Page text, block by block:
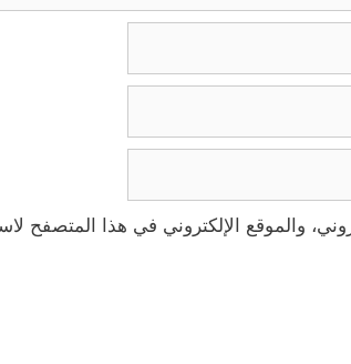
والموقع الإلكتروني في هذا المتصفح